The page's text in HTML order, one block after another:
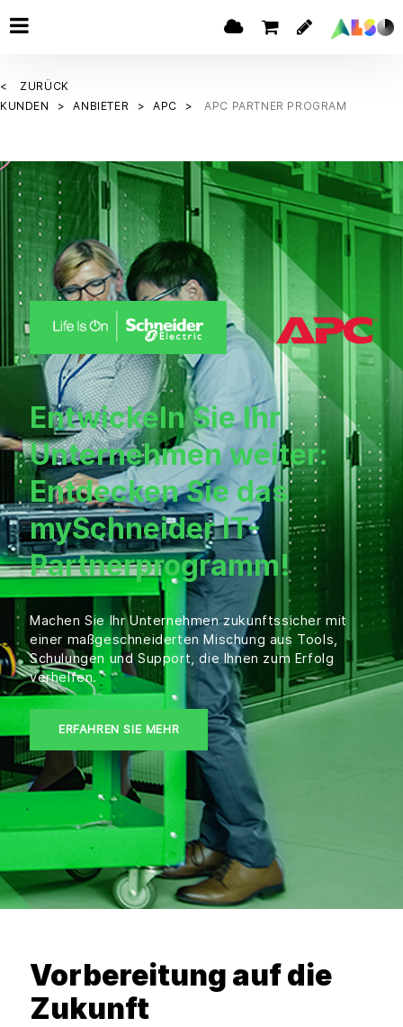
ZURÜCK
KUNDEN
ANBIETER APC APC PARTNER PROGRAM
Entwickeln Sie Ihr
Unternehmen weiter:
Entdecken Sie das
mySchneider IT-
Partnerprogramm!
Machen Sie Ihr Unternehmen zukunftssicher mit
einer maßgeschneiderten Mischung aus Tools,
Schulungen und Support, die Ihnen zum Erfolg
verhelfen.
ERFAHREN SIE MEHR
Vorbereitung auf die
Zukunft